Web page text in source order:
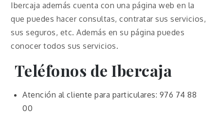
Ibercaja además cuenta con una página web en la
que puedes hacer consultas, contratar sus servicios,
sus seguros, etc. Además en su página puedes
conocer todos sus servicios.
Teléfonos de Ibercaja
Atención al cliente para particulares: 976 74 88
00